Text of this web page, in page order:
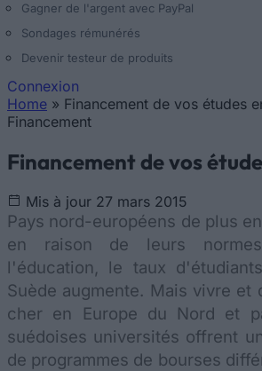
Gagner de l'argent avec PayPal
Sondages rémunérés
Devenir testeur de produits
Connexion
Vous êtes ici
Home » Financement de vos études
Financement
Financement de vos
Mis à jour 27 mars 2015
Pays nord-européens de plus
en raison de leurs
l'éducation, le taux
Suède augmente. Mais vivre et
cher en Europe du Nord et
suédoises universités offrent
de programmes de bourses